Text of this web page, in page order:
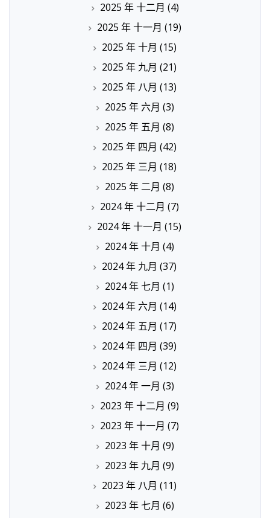
2025 年 十二月 (4)
2025 年 十一月 (19)
2025 年 十月 (15)
2025 年 九月 (21)
2025 年 八月 (13)
2025 年 六月 (3)
2025 年 五月 (8)
2025 年 四月 (42)
2025 年 三月 (18)
2025 年 二月 (8)
2024 年 十二月 (7)
2024 年 十一月 (15)
2024 年 十月 (4)
2024 年 九月 (37)
2024 年 七月 (1)
2024 年 六月 (14)
2024 年 五月 (17)
2024 年 四月 (39)
2024 年 三月 (12)
2024 年 一月 (3)
2023 年 十二月 (9)
2023 年 十一月 (7)
2023 年 十月 (9)
2023 年 九月 (9)
2023 年 八月 (11)
2023 年 七月 (6)